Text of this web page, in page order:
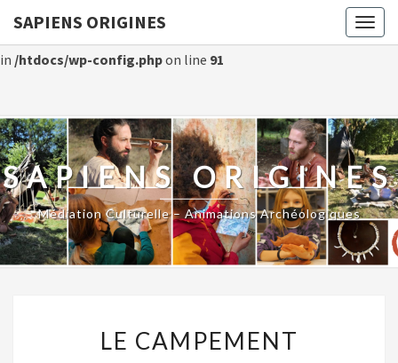
: Constant WP_CRON_LOCK_TIMEOUT already defined
in /htdocs/wp-config.phpon line 91
SAPIENS ORIGINES
SAPIENS ORIGINES
Médiation Culturelle – Animations Archéologiques
CAMPEMENT
LE CAMPEMENT